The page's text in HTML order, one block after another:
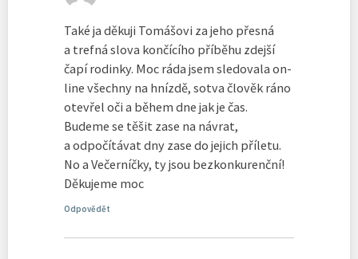
Také ja děkuji Tomášovi za jeho přesná
a trefná slova končícího příběhu zdejší
čapí rodinky. Moc ráda jsem sledovala on-
line všechny na hnízdě, sotva člověk ráno
otevřel oči a během dne jak je čas.
Budeme se těšit zase na návrat,
a odpočítávat dny zase do jejich příletu.
No a Večerníčky, ty jsou bezkonkurenční!
Děkujeme moc
Odpovědět